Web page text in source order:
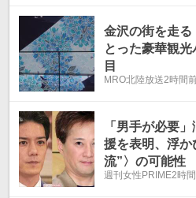
金沢の街を走る
とった豪華観
目
MRO北陸放送2時間
「男手が必要
援を表明、浮か
流”〉の可能性
週刊女性PRIME2時